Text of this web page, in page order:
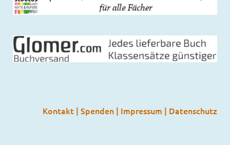
Kontakt | Spenden | Impressum | Datenschutz